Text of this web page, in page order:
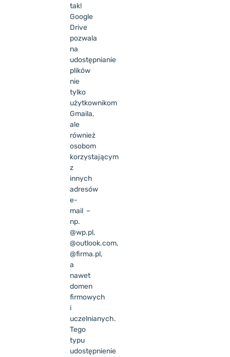
tak!
Google
Drive
pozwala
na
udostępnianie
plików
nie
tylko
użytkownikom
Gmaila,
ale
również
osobom
korzystającym
z
innych
adresów
e-
mail –
np.
@wp.pl,
@outlook.com,
@firma.pl,
a
nawet
domen
firmowych
i
uczelnianych.
Tego
typu
udostępnienie